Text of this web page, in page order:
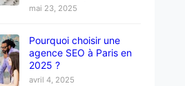
mai 23, 2025
Pourquoi choisir une
agence SEO à Paris en
2025 ?
avril 4, 2025